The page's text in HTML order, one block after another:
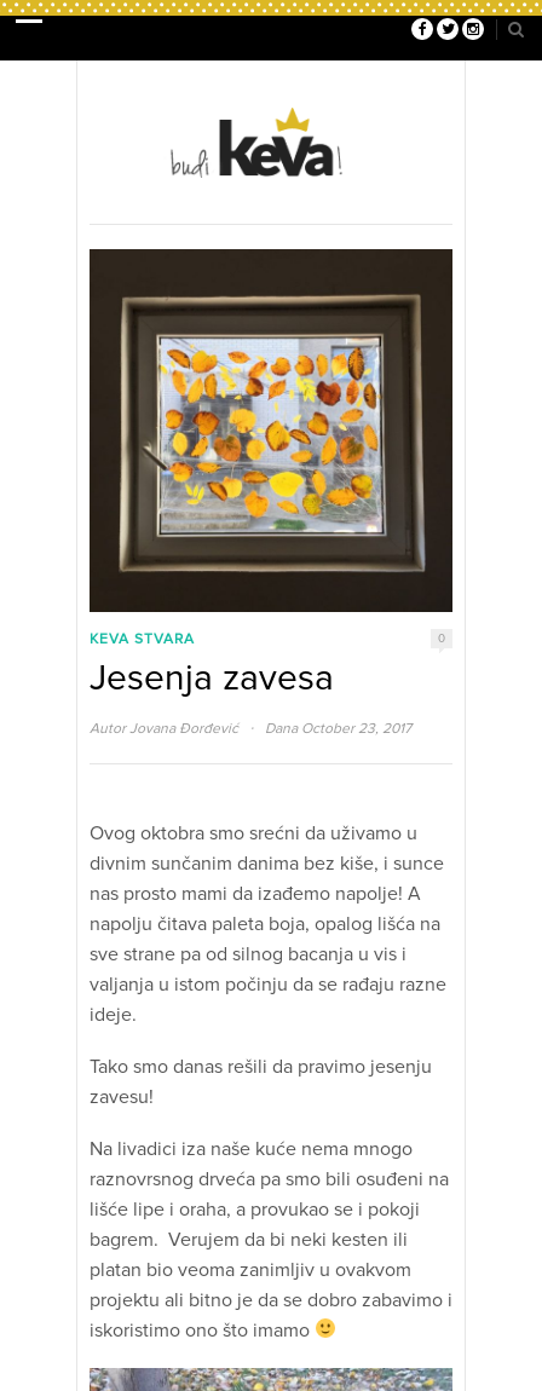
KEVA STVARA 0
Jesenja zavesa
AutorJovana Đorđević · Dana October 23, 2017
Ovog oktobra smo srećni da uživamo u
divnim sunčanim danima bez kiše, i sunce
nas prosto mami da izađemo napolje! A
napolju čitava paleta boja, opalog lišća na
sve strane pa od silnog bacanja u vis i
valjanja u istom počinju da se rađaju razne
ideje.
Tako smo danas rešili da pravimo jesenju
zavesu!
Na livadici iza naše kuće nema mnogo
raznovrsnog drveća pa smo bili osuđeni na
lišće lipe i oraha, a provukao se i pokoji
bagrem. Verujem da bi neki kesten ili
platan bio veoma zanimljiv u ovakvom
projektu ali bitno je da se dobro zabavimo i
iskoristimo ono što imamo